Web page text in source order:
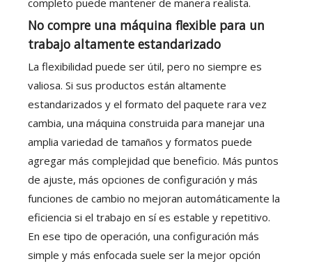
completo puede mantener de manera realista.
No compre una máquina flexible para un
trabajo altamente estandarizado
La flexibilidad puede ser útil, pero no siempre es
valiosa. Si sus productos están altamente
estandarizados y el formato del paquete rara vez
cambia, una máquina construida para manejar una
amplia variedad de tamaños y formatos puede
agregar más complejidad que beneficio. Más puntos
de ajuste, más opciones de configuración y más
funciones de cambio no mejoran automáticamente la
eficiencia si el trabajo en sí es estable y repetitivo.
En ese tipo de operación, una configuración más
simple y más enfocada suele ser la mejor opción